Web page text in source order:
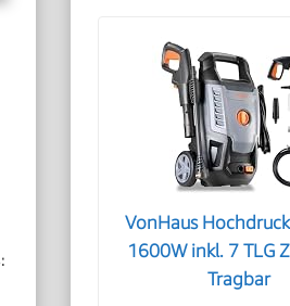
VonHaus
1600W inkl. 7 TLG
Tragbar